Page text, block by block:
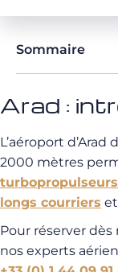
Sommaire
Arad :
L’aéroport
2000 mètres
turbopropulseurs
longs courriers et
Pour réserver
nos experts